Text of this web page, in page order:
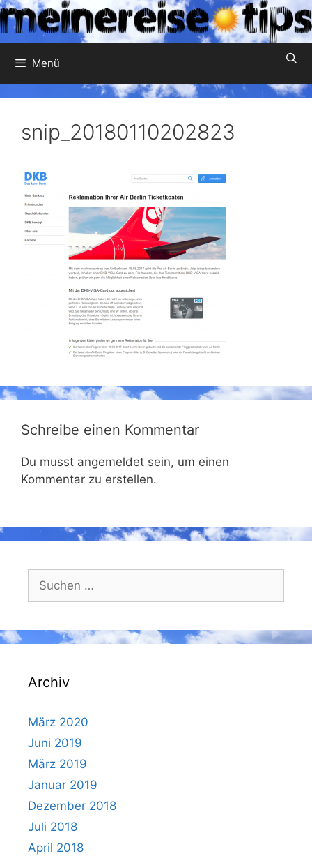
Zum
Inhalt
springen
Menü
snip_20180110202823
Schreibe einen Kommentar
Du musst angemeldet sein, um einen
Kommentar zu erstellen.
nach:
Archiv
März 2020
Juni 2019
März 2019
Januar 2019
Dezember 2018
Juli 2018
April 2018